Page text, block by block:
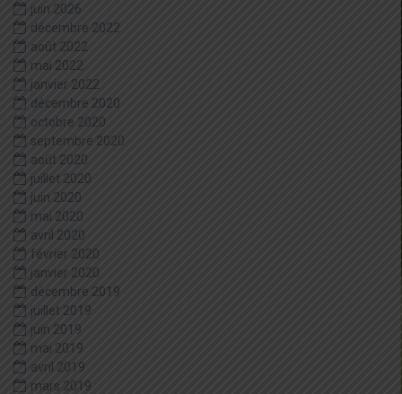
juin 2026
décembre 2022
août 2022
mai 2022
janvier 2022
décembre 2020
octobre 2020
septembre 2020
août 2020
juillet 2020
juin 2020
mai 2020
avril 2020
février 2020
janvier 2020
décembre 2019
juillet 2019
juin 2019
mai 2019
avril 2019
mars 2019